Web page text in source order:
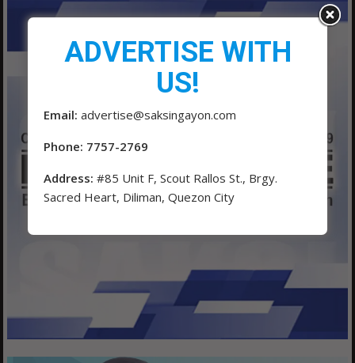
ADVERTISE WITH
US!
Email: advertise@saksingayon.com
Phone: 7757-2769
Address: #85 Unit F, Scout Rallos St., Brgy.
Sacred Heart, Diliman, Quezon City